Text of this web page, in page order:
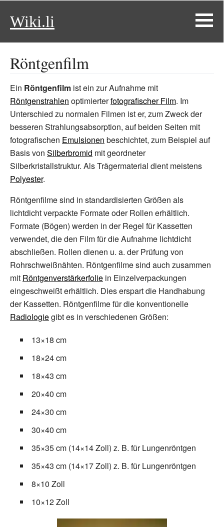
Wiki.li
Röntgenfilm
Ein Röntgenfilm ist ein zur Aufnahme mit
Röntgenstrahlen optimierterfotografischer Film. Im
Unterschied zu normalen Filmen ist er, zum Zweck der
besseren Strahlungsabsorption, auf beiden Seiten mit
fotografischen Emulsionen beschichtet, zum Beispiel auf
Basis von Silberbromid mit geordneter
Silberkristallstruktur. Als Trägermaterial dient meistens
Polyester.
Röntgenfilme sind in standardisierten Größen als
lichtdicht verpackte Formate oder Rollen erhältlich.
Formate (Bögen) werden in der Regel für Kassetten
verwendet, die den Film für die Aufnahme lichtdicht
abschließen. Rollen dienen u. a. der Prüfung von
Rohrschweißnähten. Röntgenfilme sind auch zusammen
mit Röntgenverstärkerfolie in Einzelverpackungen
eingeschweißt erhältlich. Dies erspart die Handhabung
der Kassetten. Röntgenfilme für die konventionelle
Radiologiegibt es in verschiedenen Größen:
13×18 cm
18×24 cm
18×43 cm
20×40 cm
24×30 cm
30×40 cm
35×35 cm (14×14 Zoll) z. B. für Lungenröntgen
35×43 cm (14×17 Zoll) z. B. für Lungenröntgen
8×10 Zoll
10×12 Zoll